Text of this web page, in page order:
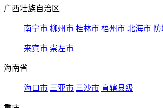
广西壮族自治区
南宁市 柳州市 桂林市 梧州市 北海市
来宾市 崇左市
海南省
海口市 三亚市 三沙市 直辖县级